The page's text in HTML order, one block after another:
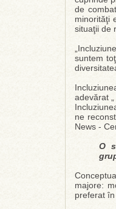
de
minorităţi
situaţii de
suntem
adevărat „
ne
News -
O
majore:
preferat